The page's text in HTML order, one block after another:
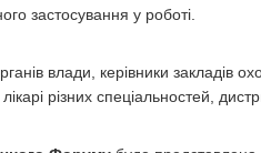
застосування у роботі.
влади, керівники закладів
різних спеціальностей,